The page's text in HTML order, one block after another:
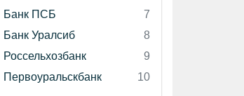
Банк ПСБ
7
Банк Уралсиб
8
Россельхозбанк
9
Первоуральскбанк
10